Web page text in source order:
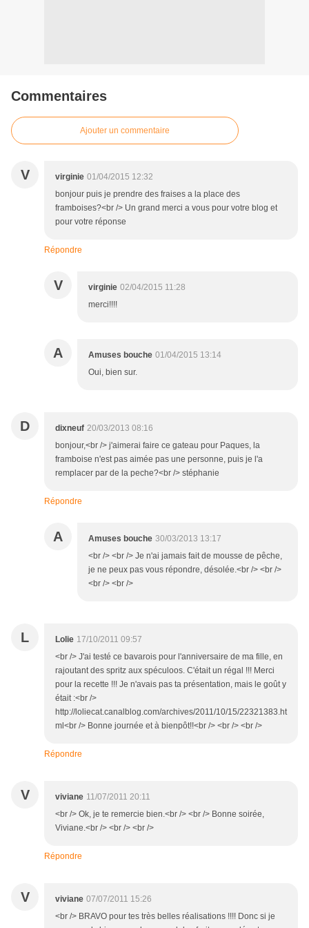
Commentaires
Ajouter un commentaire
V virginie 01/04/2015 12:32
bonjour puis je prendre des fraises a la place des
framboises?<br /> Un grand merci a vous pour votre blog et
pour votre réponse
Répondre
V virginie 02/04/2015 11:28
merci!!!!
A Amuses bouche 01/04/2015 13:14
Oui, bien sur.
D dixneuf 20/03/2013 08:16
bonjour,<br /> j'aimerai faire ce gateau pour Paques, la
framboise n'est pas aimée pas une personne, puis je l'a
remplacer par de la peche?<br /> stéphanie
Répondre
A Amuses bouche 30/03/2013 13:17
<br /> <br /> Je n'ai jamais fait de mousse de pêche,
je ne peux pas vous répondre, désolée.<br /> <br />
<br /> <br />
L Lolie 17/10/2011 09:57
<br /> J'ai testé ce bavarois pour l'anniversaire de ma fille, en
rajoutant des spritz aux spéculoos. C'était un régal !!! Merci
pour la recette !!! Je n'avais pas ta présentation, mais le goût y
était :<br />
http://loliecat.canalblog.com/archives/2011/10/15/22321383.ht
ml<br /> Bonne journée et à bienpôt!!<br /> <br /> <br />
Répondre
V viviane 11/07/2011 20:11
<br /> Ok, je te remercie bien.<br /> <br /> Bonne soirée,
Viviane.<br /> <br /> <br />
Répondre
V viviane 07/07/2011 15:26
<br /> BRAVO pour tes très belles réalisations !!!! Donc si je